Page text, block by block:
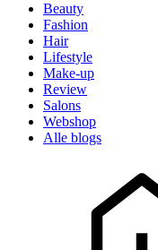
Beauty
Fashion
Hair
Lifestyle
Make-up
Review
Salons
Webshop
Alle blogs